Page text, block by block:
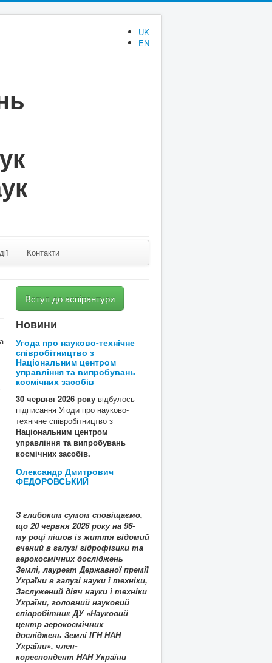
UK
EN
Контакти
Вступ до аспірантури
Новини
Угода про науково-технічне
співробітництво з
Національним центром
управління та випробувань
космічних засобів
30 червня 2026 року відбулось
підписання Угоди про науково-
технічне співробітництво з
Національним центром
управління та випробувань
космічних засобів.
Олександр Дмитрович
ФЕДОРОВСЬКИЙ
З глибоким сумом сповіщаємо,
що 20червня 2026 року на 96-
му році пішов із життя відомий
вчений в галузі гідрофізики та
аерокосмічних досліджень
Землі, лауреат Державної премії
України в галузі науки і техніки,
Заслужений діяч науки і техніки
України, головний науковий
співробітник ДУ «Науковий
центр аерокосмічних
досліджень Землі ІГН НАН
України», член-
кореспондент НАН України